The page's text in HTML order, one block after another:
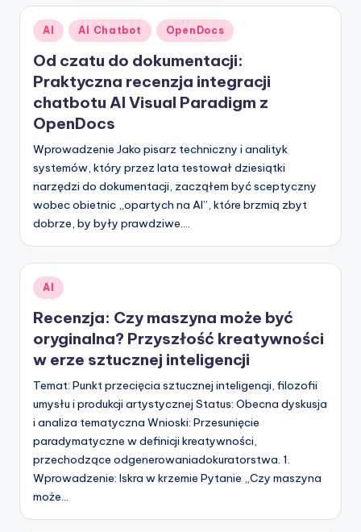
P
o
li
s
h
-
A
I,
S
o
f
t
w
a
r
e
&
D
g
Posted
in
AI AI Chatbot OpenDocs
Od czatu do dokumentacji:
Praktyczna recenzja integracji
chatbotu AI Visual Paradigm z
OpenDocs
Wprowadzenie Jako pisarz techniczny i analityk
systemów, który przez lata testował dziesiątki
narzędzi do dokumentacji, zacząłem być sceptyczny
wobec obietnic „opartych na AI”, które brzmią zbyt
dobrze, by były prawdziwe.…
Posted
in
AI
Recenzja: Czy maszyna może być
oryginalna? Przyszłość kreatywności
w erze sztucznej inteligencji
Temat: Punkt przecięcia sztucznej inteligencji, filozofii
umysłu i produkcji artystycznej Status: Obecna dyskusja
i analiza tematyczna Wnioski: Przesunięcie
paradymatyczne w definicji kreatywności,
przechodzące odgenerowaniadokuratorstwa. 1.
Wprowadzenie: Iskra w krzemie Pytanie „Czy maszyna
może…